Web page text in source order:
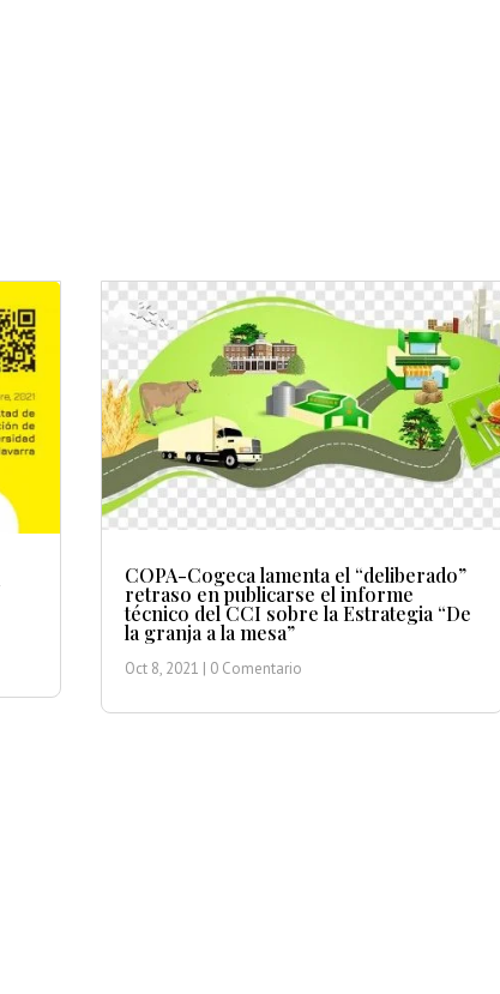
COPA-Cogeca lamenta el “deliberado”
retraso en publicarse el informe
técnico del CCI sobre la Estrategia “De
la granja a la mesa”
Oct 8, 2021 | 0 Comentario